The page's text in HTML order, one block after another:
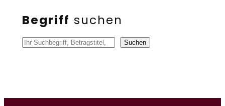
Begriff suchen
S
n
Suchen